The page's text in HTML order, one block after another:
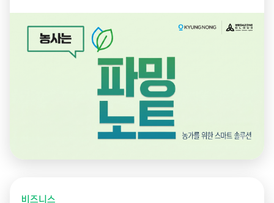
진 기반 Vision AI 검색을 통해 농업인의 정보 접근성을
높이고, AI 기반 운영 플랫폼으로 서비스 경쟁력을 한층
강화했습니다.
비즈니스